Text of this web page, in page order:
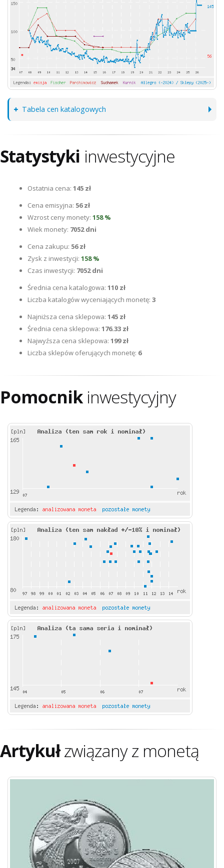
Tabela cen katalogowych
Statystyki inwestycyjne
Ostatnia cena: 145 zł
Cena emisyjna: 56 zł
Wzrost ceny monety: 158 %
Wiek monety: 7052 dni
Cena zakupu: 56 zł
Zysk z inwestycji: 158 %
Czas inwestycji: 7052 dni
Średnia cena katalogowa: 110 zł
Liczba katalogów wyceniających monetę: 3
Najniższa cena sklepowa: 145 zł
Średnia cena sklepowa: 176.33 zł
Najwyźsza cena sklepowa: 199 zł
Liczba sklepów oferujących monetę: 6
Pomocnikinwestycyjny
Artykułzwiązany z monetą